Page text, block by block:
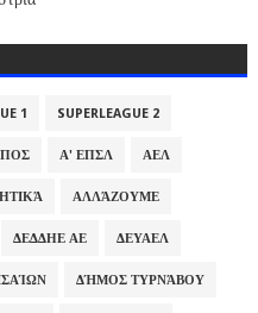
1 SUPERLEAGUE 2
Α' ΕΠΣΛ ΑΕΛ
ΑΛΛΆΖΟΥΜΕ
ΔΕΔΔΗΕ ΑΕ ΔΕΥΑΕΛ
ΔΉΜΟΣ ΤΥΡΝΆΒΟΥ